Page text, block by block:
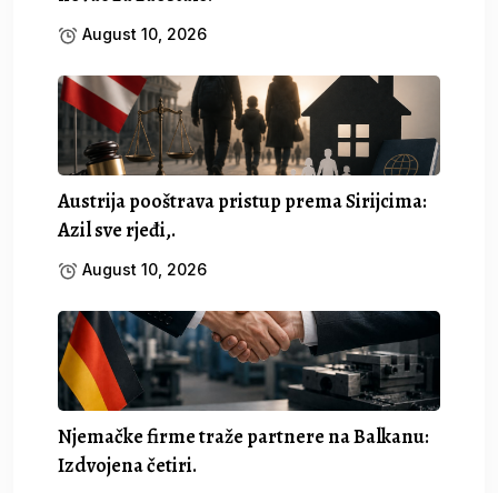
August 10, 2026
Austrija pooštrava pristup prema Sirijcima:
Azil sve rjeđi,.
August 10, 2026
Njemačke firme traže partnere na Balkanu:
Izdvojena četiri.